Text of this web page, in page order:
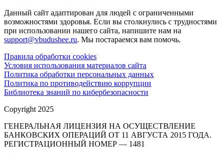
Данный сайт адаптирован для людей с ограниченными
возможностями здоровья. Если вы столкнулись с трудностями
при использовании нашего сайта, напишите нам на
support@vbudushee.ru. Мы постараемся вам помочь.
Правила обработки cookies
Условия использования материалов сайта
Политика обработки персональных данных
Политика по противодействию коррупции
Библиотека знаний по кибербезопасности
Copyright 2025
ГЕНЕРАЛЬНАЯ ЛИЦЕНЗИЯ НА ОСУЩЕСТВЛЕНИЕ
БАНКОВСКИХ ОПЕРАЦИЙ ОТ 11 АВГУСТА 2015 ГОДА.
РЕГИСТРАЦИОННЫЙ НОМЕР — 1481